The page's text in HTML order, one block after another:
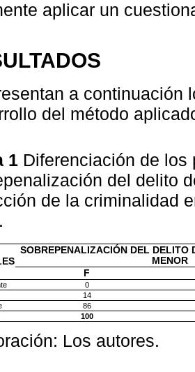
aplicar un
a continuación
del método
1 Diferenciación de
del delito
de la criminalidad
SOBREPENALIZACIÓN DEL DELITO
MENOR
F
0
14
86
100
Los autores.